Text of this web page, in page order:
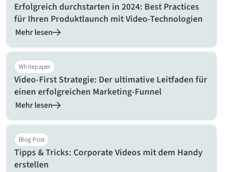
Erfolgreich durchstarten in 2024: Best Practices
für Ihren Produktlaunch mit Video-Technologien
Mehr lesen
Whitepaper
Video-First Strategie: Der ultimative Leitfaden für
einen erfolgreichen Marketing-Funnel
Mehr lesen
Blog Post
Tipps & Tricks: Corporate Videos mit dem Handy
erstellen